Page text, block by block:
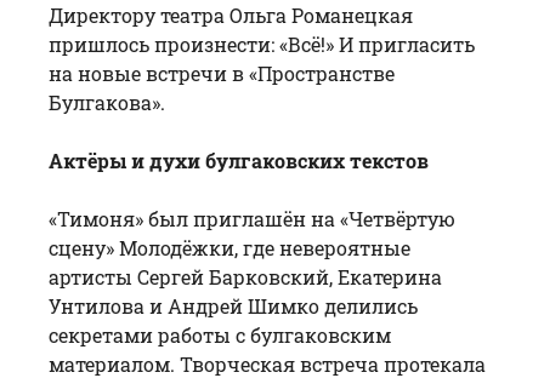
Директору театра Ольга Романецкая
пришлось произнести: «Всё!» И пригласить
на новые встречи в «Пространстве
Булгакова».
Актёры и духи булгаковских текстов
«Тимоня» был приглашён на «Четвёртую
сцену» Молодёжки, где невероятные
артисты Сергей Барковский, Екатерина
Унтилова и Андрей Шимко делились
секретами работы с булгаковским
материалом. Творческая встреча протекала